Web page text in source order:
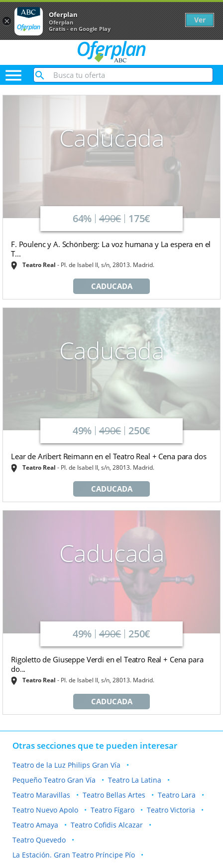

Caducada
64% 490€ 175€
F. Poulenc y A. Schönberg: La voz humana y La espera en el
T...
Teatro Real Pl. de Isabel II, s/n, 28013. Madrid.
CADUCADA
Caducada
49% 490€ 250€
Lear de Aribert Reimann en el Teatro Real + Cena para dos
Teatro Real Pl. de Isabel II, s/n, 28013. Madrid.
CADUCADA
Caducada
49% 490€ 250€
Rigoletto de Giuseppe Verdi en el Teatro Real + Cena para
do...
Teatro Real Pl. de Isabel II, s/n, 28013. Madrid.
CADUCADA
Otras secciones que te pueden interesar
Teatro de la Luz Philips Gran Vía
Pequeño Teatro Gran Vía
Teatro La Latina
Teatro Maravillas
Teatro Bellas Artes
Teatro Lara
Teatro Nuevo Apolo
Teatro Fígaro
Teatro Victoria
Teatro Amaya
Teatro Cofidis Alcazar
Teatro Quevedo
La Estación. Gran Teatro Príncipe Pío
×
Oferplan
Oferplan
Gratis - en Google Play
Ver